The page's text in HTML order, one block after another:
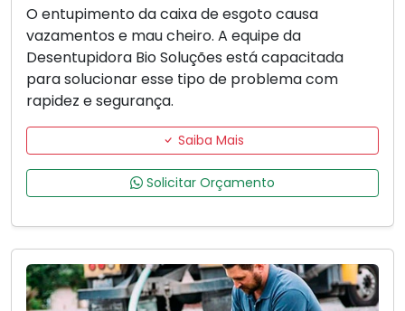
O entupimento da caixa de esgoto causa
vazamentos e mau cheiro. A equipe da
Desentupidora Bio Soluções está capacitada
para solucionar esse tipo de problema com
rapidez e segurança.
Saiba Mais
Solicitar Orçamento